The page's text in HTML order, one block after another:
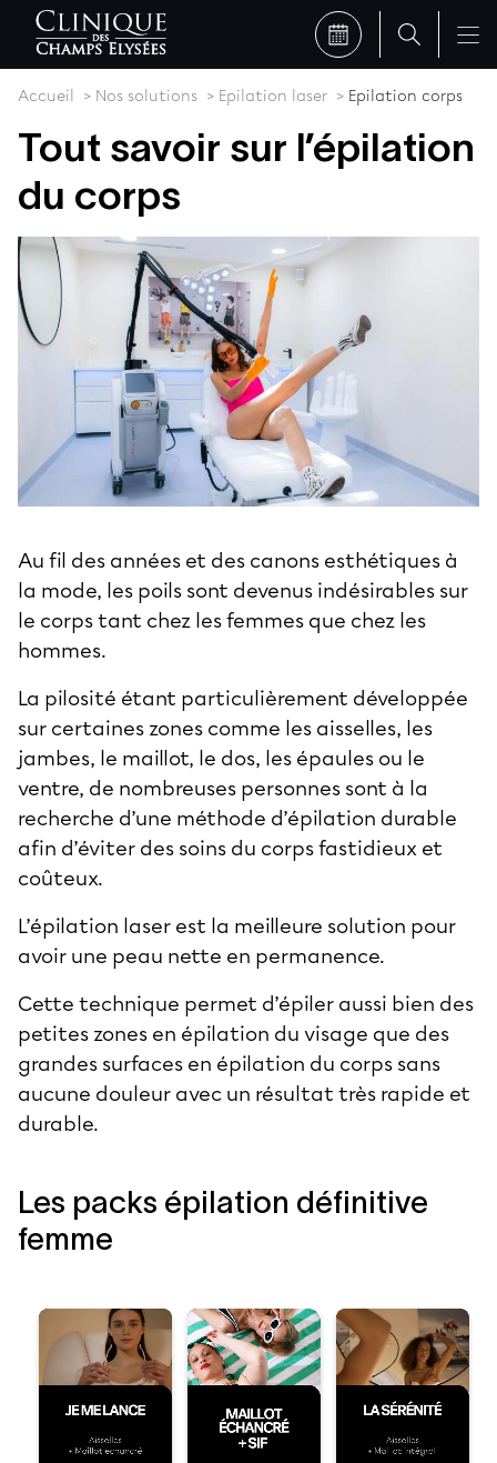
Accueil Nos solutions Epilation laser Epilation corps
Tout savoir sur l’épilation
du corps
Au fil des années et des canons esthétiques à
la mode, les poils sont devenus indésirables sur
le corps tant chez les femmes que chez les
hommes.
La pilosité étant particulièrement développée
sur certaines zones comme les aisselles, les
jambes, le maillot, le dos, les épaules ou le
ventre, de nombreuses personnes sont à la
recherche d’une méthode d’épilation durable
afin d’éviter des soins du corps fastidieux et
coûteux.
L’épilation laser est la meilleure solution pour
avoir une peau nette en permanence.
Cette technique permet d’épiler aussi bien des
petites zones en épilation du visage que des
grandes surfaces en épilation du corps sans
aucune douleur avec un résultat très rapide et
durable.
Les packs épilation définitive
femme